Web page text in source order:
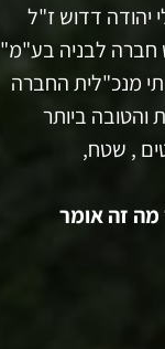
חברה לבניה בע"מ"
והטובה ביותר
, שטח,
מה זה אומר